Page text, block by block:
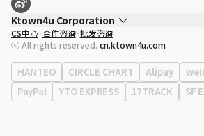
Ktown4u Corporation
代表
宋効珉
营业执照 120-87-71116
公司地址 首尔特别市 江南区 岭东大路 513号 3楼 （
CS中心 合作咨询 批发咨询
ⓒ All rights reserved. cn.ktown4u.com
HANTEO CIRCLE CHART Alipay
PayPal
YTO EXPRESS 17TRACK SF